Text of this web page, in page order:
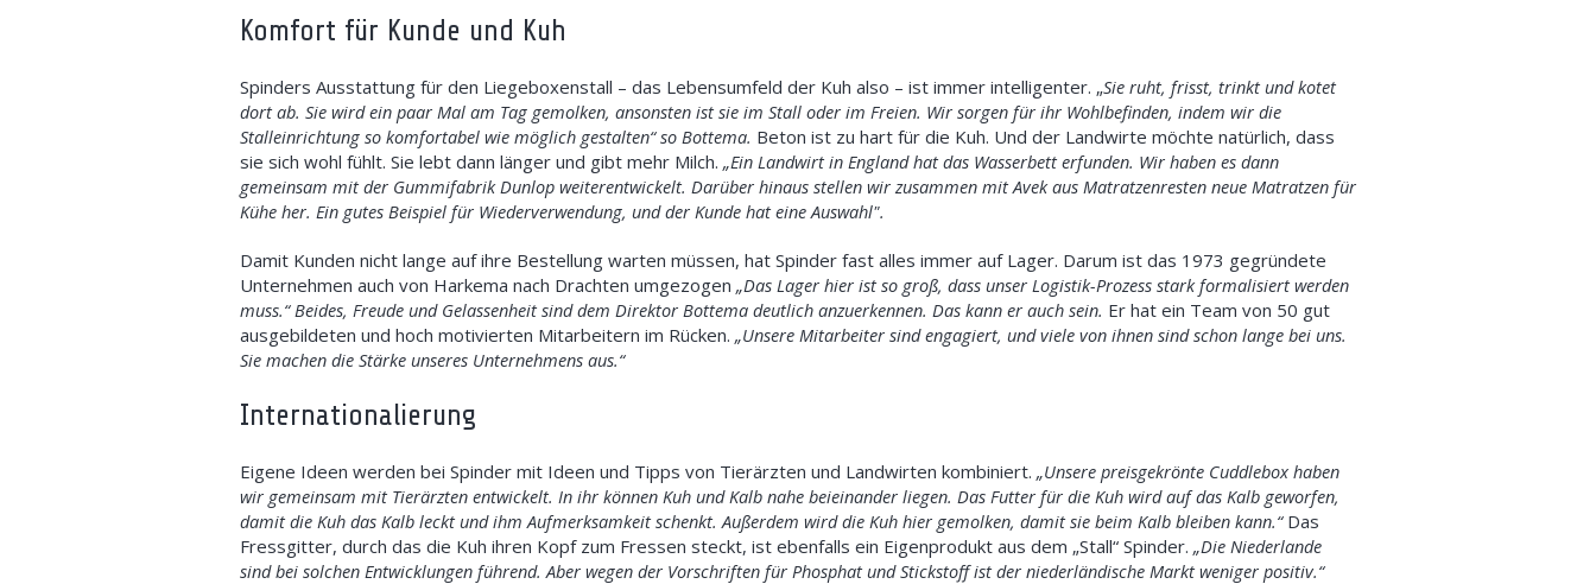
Komfort für Kunde und Kuh
Spinders Ausstattung für den Liegeboxenstall – das Lebensumfeld der Kuh also – ist immer intelligenter. „Sie ruht, frisst, trinkt und kotet
dort ab. Sie wird ein paar Mal am Tag gemolken, ansonsten ist sie im Stall oder im Freien. Wir sorgen für ihr Wohlbefinden, indem wir die
Stalleinrichtung so komfortabel wie möglich gestalten“so Bottema. Beton ist zu hart für die Kuh. Und der Landwirte möchte natürlich, dass
sie sich wohl fühlt. Sie lebt dann länger und gibt mehr Milch. „Ein Landwirt in England hat das Wasserbett erfunden. Wir haben es dann
gemeinsam mit der Gummifabrik Dunlop weiterentwickelt. Darüber hinaus stellen wir zusammen mit Avek aus Matratzenresten neue Matratzen für
Kühe her. Ein gutes Beispiel für Wiederverwendung, und der Kunde hat eine Auswahl".
Damit Kunden nicht lange auf ihre Bestellung warten müssen, hat Spinder fast alles immer auf Lager. Darum ist das 1973 gegründete
Unternehmen auch von Harkema nach Drachten umgezogen „Das Lager hier ist so groß, dass unser Logistik-Prozess stark formalisiert werden
muss.“ Beides, Freude und Gelassenheit sind dem Direktor Bottema deutlich anzuerkennen. Das kann er auch sein. Er hat ein Team von 50 gut
ausgebildeten und hoch motivierten Mitarbeitern im Rücken. „Unsere Mitarbeiter sind engagiert, und viele von ihnen sind schon lange bei uns.
Sie machen die Stärke unseres Unternehmens aus.“
Internationalierung
Eigene Ideen werden bei Spinder mit Ideen und Tipps von Tierärzten und Landwirten kombiniert. „Unsere preisgekrönte Cuddlebox haben
wir gemeinsam mit Tierärzten entwickelt. In ihr können Kuh und Kalb nahe beieinander liegen. Das Futter für die Kuh wird auf das Kalb geworfen,
damit die Kuh das Kalb leckt und ihm Aufmerksamkeit schenkt. Außerdem wird die Kuh hier gemolken, damit sie beim Kalb bleiben kann.“ Das
Fressgitter, durch das die Kuh ihren Kopf zum Fressen steckt, ist ebenfalls ein Eigenprodukt aus dem „Stall“ Spinder. „Die Niederlande
sind bei solchen Entwicklungen führend. Aber wegen der Vorschriften für Phosphat und Stickstoffistder niederländische Markt weniger positiv.“